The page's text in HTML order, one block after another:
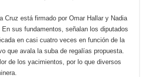
Cruz está firmado por Omar Hallar y Nadia
sus fundamentos, señalan los diputados
en casi cuatro veces en función de la
que avala la suba de regalías propuesta.
de los yacimientos, por lo que diversos